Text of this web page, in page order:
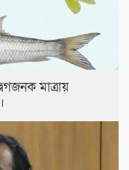
মাত্রায়